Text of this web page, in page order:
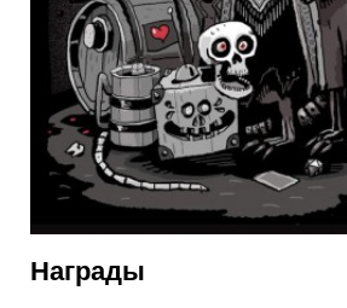
Награды